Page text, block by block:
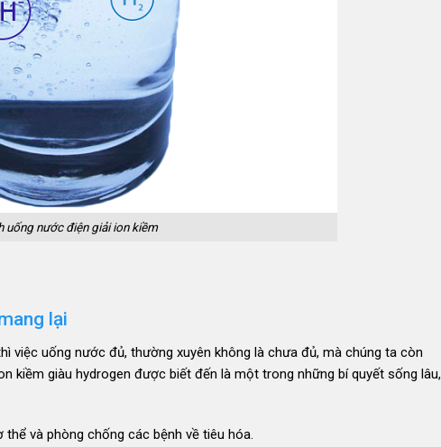
uống nước điện giải ion kiềm
lại
việc uống nước đủ, thường xuyên không là chưa đủ, mà chúng ta còn
kiềm giàu hydrogen được biết đến là một trong những bí quyết sống lâu,
và phòng chống các bệnh về tiêu hóa.